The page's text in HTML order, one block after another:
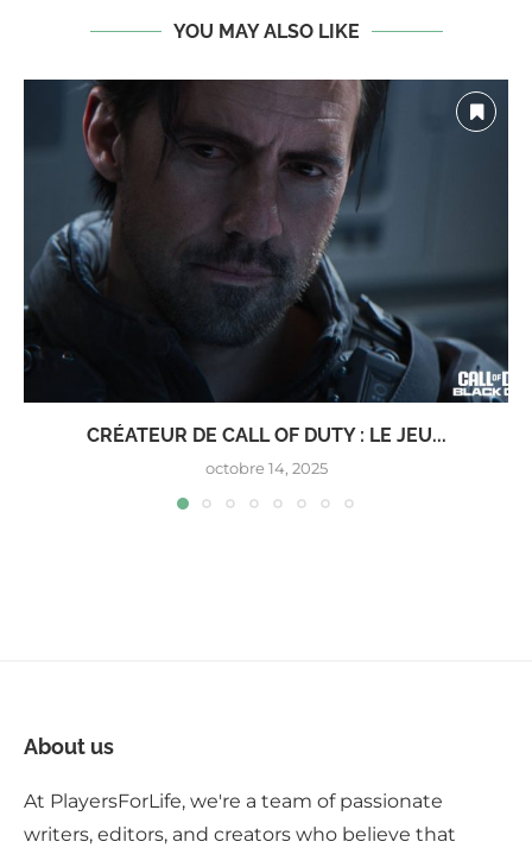
YOU MAY ALSO LIKE
CRÉATEUR DE CALL OF DUTY : LE JEU...
octobre 14, 2025
About us
At PlayersForLife, we're a team of passionate
writers, editors, and creators who believe that